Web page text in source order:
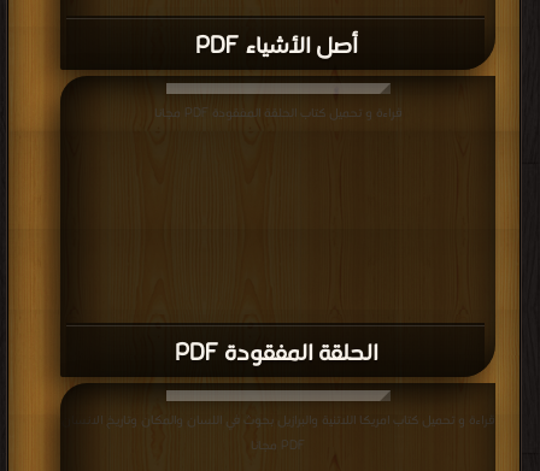
كاملة دراسة شاملة كما تدرسها الأنثروبولوجيا.
كتب علم الأنثربولوجيا
أصل الأشياء PDF
الحلقة المفقودة PDF
قراءة و تحميل كتاب الحلقة المفقودة PDF مجانا
قراءة و تحميل كتاب امريكا اللاتنية والبرازيل بحوث في اللسان والمكان وتاريخ الانسان
PDF مجانا